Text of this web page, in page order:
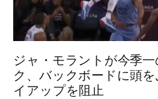
ジャ・モラントが今季
ク、バックボードに頭
イアップを阻止